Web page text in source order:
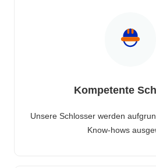
Kompetente
Unsere Schlosser werden
Know-hows